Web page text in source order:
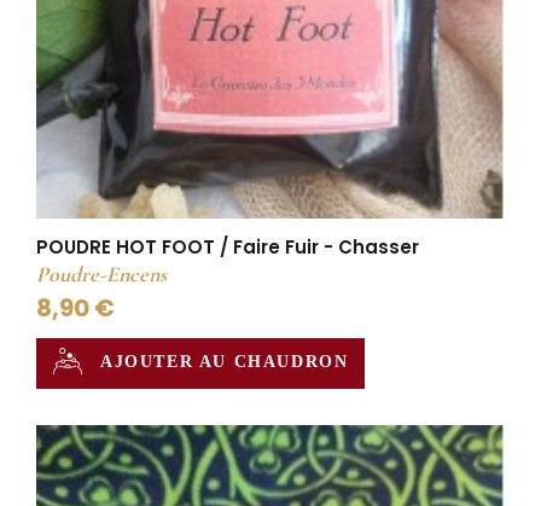
POUDRE HOT FOOT / Faire Fuir - Chasser
Poudre-Encens
8,90 €
AJOUTER AU CHAUDRON